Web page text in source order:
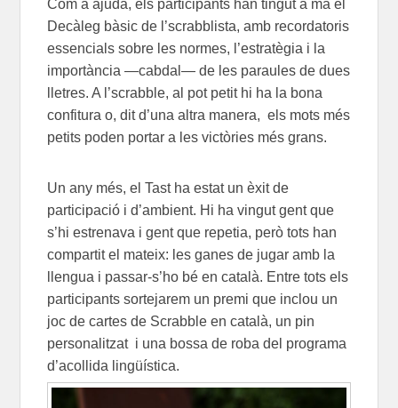
Com a ajuda, els participants han tingut a mà el
Decàleg bàsic de l’scrabblista, amb recordatoris
essencials sobre les normes, l’estratègia i la
importància —cabdal— de les paraules de dues
lletres. A l’scrabble, al pot petit hi ha la bona
confitura o, dit d’una altra manera, els mots més
petits poden portar a les victòries més grans.
Un any més, el Tast ha estat un èxit de
participació i d’ambient. Hi ha vingut gent que
s’hi estrenava i gent que repetia, però tots han
compartit el mateix: les ganes de jugar amb la
llengua i passar-s’ho bé en català. Entre tots els
participants sortejarem un premi que inclou un
joc de cartes de Scrabble en català, un pin
personalitzat i una bossa de roba del programa
d’acollida lingüística.